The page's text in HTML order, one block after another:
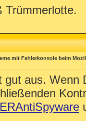
Trümmerlotte.
mit Fehlerkonsole beim
gut aus. Wenn